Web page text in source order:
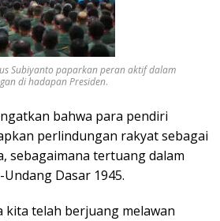
Subiyanto paparkan peran aktif dalam
di hadapan Presiden.
bahwa para pendiri
perlindungan rakyat sebagai
sebagaimana tertuang dalam
Dasar 1945.
kita telah berjuang melawan